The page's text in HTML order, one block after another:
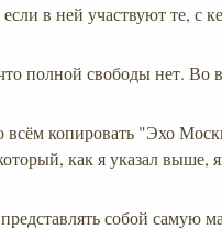
в ней участвуют те, с
полной свободы нет. Во
всём копировать "Эхо
как я указал выше,
собой самую